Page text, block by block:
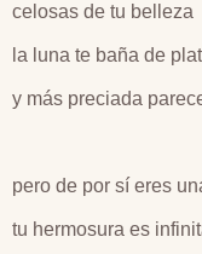
celosas de tu belleza
la luna te baña de
y más preciada
pero de por sí eres
tu hermosura es